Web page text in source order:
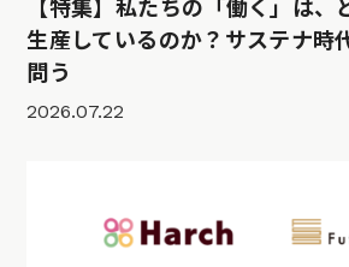
【特集】私たちの「働く」は、
生産しているのか？サステナ時
問う
2026.07.22